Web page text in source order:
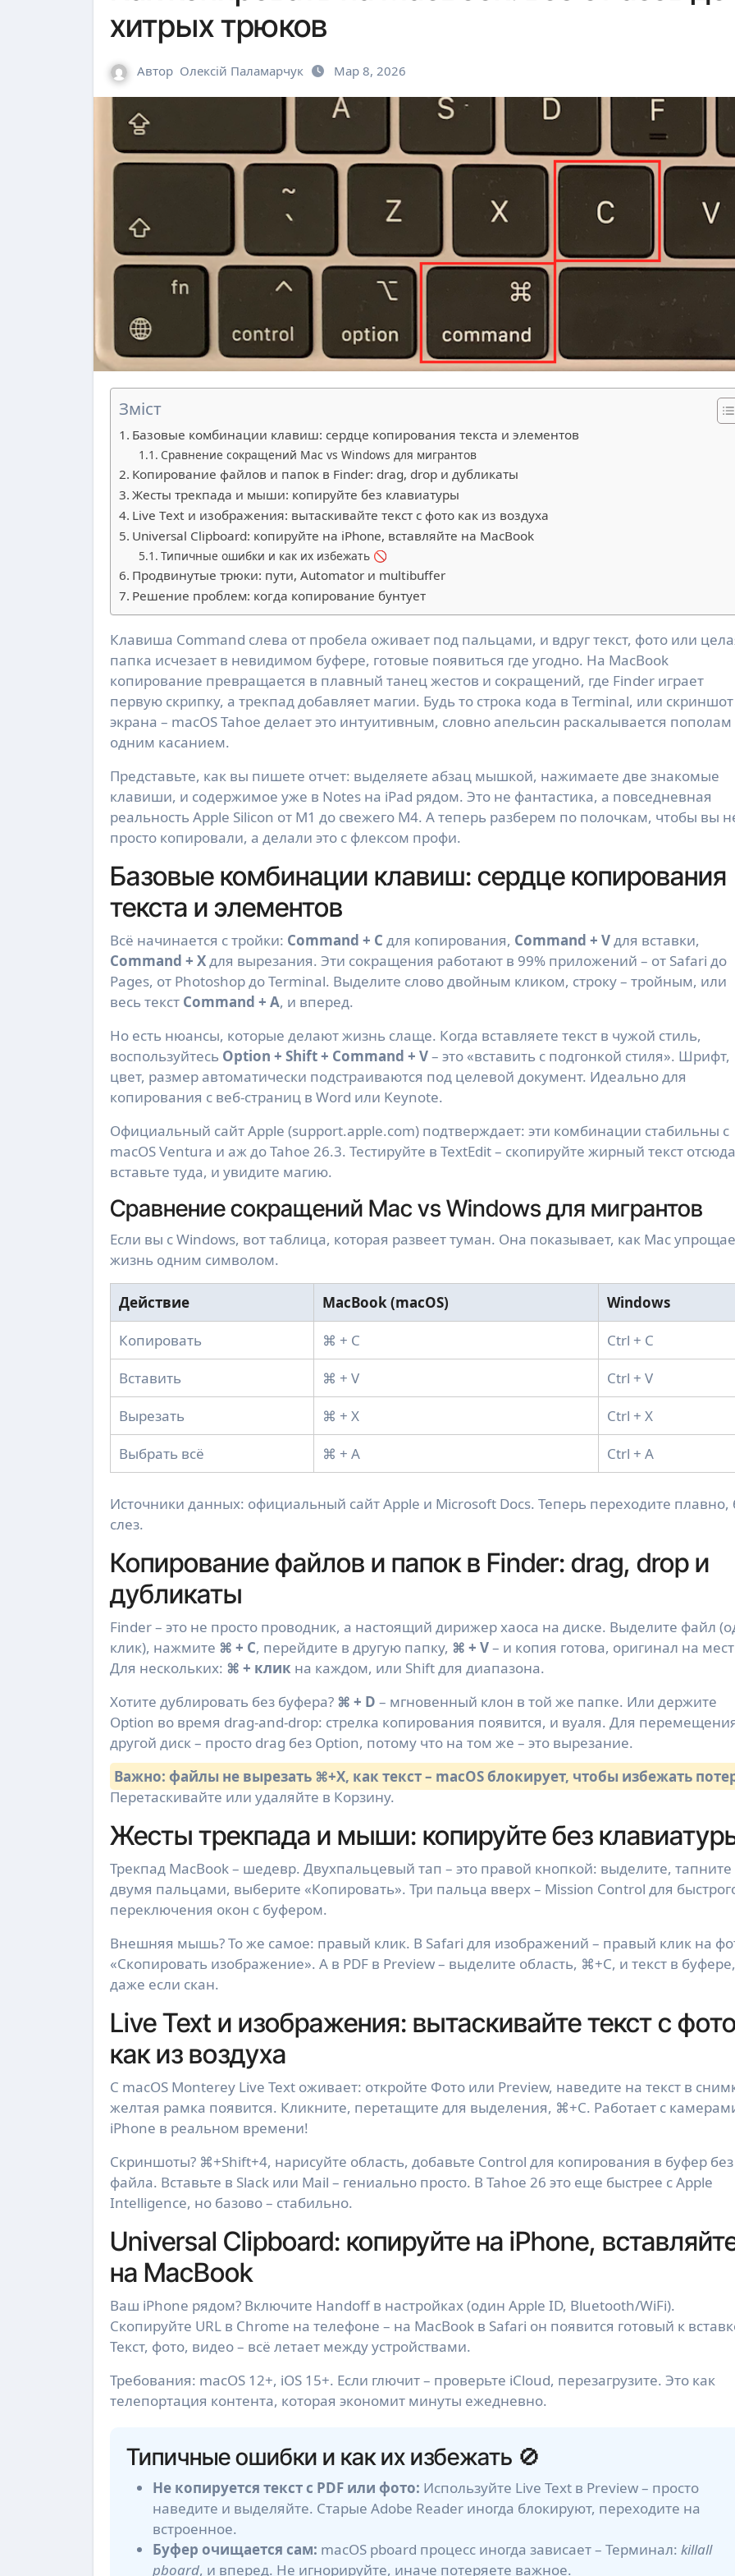
хитрых трюков
Автор Олексій Паламарчук Мар 8, 2026
Зміст
Базовые комбинации клавиш: сердце копирования текста и элементов
Сравнение сокращений Mac vs Windows для мигрантов
Копирование файлов и папок в Finder: drag, drop и дубликаты
Жесты трекпада и мыши: копируйте без клавиатуры
Live Text и изображения: вытаскивайте текст с фото как из воздуха
Universal Clipboard: копируйте на iPhone, вставляйте на MacBook
Типичные ошибки и как их избежать 🚫
Продвинутые трюки: пути, Automator и multibuffer
Решение проблем: когда копирование бунтует
Клавиша Command слева от пробела оживает под пальцами, и вдруг текст, фото или целая
папка исчезает в невидимом буфере, готовые появиться где угодно. На MacBook
копирование превращается в плавный танец жестов и сокращений, где Finder играет
первую скрипку, а трекпад добавляет магии. Будь то строка кода в Terminal, или скриншот
экрана – macOS Tahoe делает это интуитивным, словно апельсин раскалывается пополам
одним касанием.
Представьте, как вы пишете отчет: выделяете абзац мышкой, нажимаете две знакомые
клавиши, и содержимое уже в Notes на iPad рядом. Это не фантастика, а повседневная
реальность Apple Silicon от M1 до свежего M4. А теперь разберем по полочкам, чтобы вы
просто копировали, а делали это с флексом профи.
Базовые комбинации клавиш: сердце копирования
текста и элементов
Всё начинается с тройки: Command + C для копирования, Command + Vдля вставки,
Command + Xдля вырезания. Эти сокращения работают в 99% приложений – от Safari до
Pages, от Photoshop до Terminal. Выделите слово двойным кликом, строку – тройным, или
весь текст Command + A, и вперед.
Но есть нюансы, которые делают жизнь слаще. Когда вставляете текст в чужой стиль,
воспользуйтесь Option + Shift + Command + V– это «вставить с подгонкой стиля». Шрифт,
цвет, размер автоматически подстраиваются под целевой документ. Идеально для
копирования с веб-страниц в Word или Keynote.
Официальный сайт Apple (support.apple.com) подтверждает: эти комбинации стабильны с
macOS Ventura и аж до Tahoe 26.3. Тестируйте в TextEdit – скопируйте жирный текст
вставьте туда, и увидите магию.
Сравнение сокращений Mac vs Windows для мигрантов
Если вы с Windows, вот таблица, которая развеет туман. Она показывает, как Mac
жизнь одним символом.
Действие MacBook (macOS)
Windows
Копировать
⌘ + C
Ctrl + C
Вставить
⌘ + V
Ctrl + V
Вырезать
⌘ + X
Ctrl + X
Выбрать всё
⌘ + A Ctrl + A
Источники данных: официальный сайт Apple и Microsoft Docs. Теперь переходите плавно,
слез.
Копирование файлов и папок в Finder: drag, drop и
дубликаты
Finder – это не просто проводник, а настоящий дирижер хаоса на диске. Выделите файл
клик), нажмите ⌘ + C, перейдите в другую папку, ⌘ + V– и копия готова, оригинал на
Для нескольких: ⌘ + клик на каждом, или Shift для диапазона.
Хотите дублировать без буфера? ⌘ + D – мгновенный клон в той же папке. Или держите
Option во время drag-and-drop: стрелка копирования появится, и вуаля. Для
другой диск – просто drag без Option, потому что на том же – это вырезание.
Важно: файлы не вырезать ⌘+X, как текст – macOS блокирует, чтобы избежать
Перетаскивайте или удаляйте в Корзину.
Жесты трекпада и мыши: копируйте без
Трекпад MacBook – шедевр. Двухпальцевый тап – это правой кнопкой: выделите, тапните
двумя пальцами, выберите «Копировать». Три пальца вверх – Mission Control для
переключения окон с буфером.
Внешняя мышь? То же самое: правый клик. В Safari для изображений – правый клик на
«Скопировать изображение». А в PDF в Preview – выделите область, ⌘+C, и текст в буфере,
даже если скан.
Live Text и изображения: вытаскивайте текст с
как из воздуха
С macOS Monterey Live Text оживает: откройте Фото или Preview, наведите на текст в
желтая рамка появится. Кликните, перетащите для выделения, ⌘+C. Работает с
iPhone в реальном времени!
Скриншоты? ⌘+Shift+4, нарисуйте область, добавьте Control для копирования в буфер без
файла. Вставьте в Slack или Mail – гениально просто. В Tahoe 26 это еще быстрее с Apple
Intelligence, но базово – стабильно.
Universal Clipboard: копируйте на iPhone,
на MacBook
Ваш iPhone рядом? Включите Handoff в настройках (один Apple ID, Bluetooth/WiFi).
Скопируйте URL в Chrome на телефоне – на MacBook в Safari он появится готовый к
Текст, фото, видео – всё летает между устройствами.
Требования: macOS 12+, iOS 15+. Если глючит – проверьте iCloud, перезагрузите. Это как
телепортация контента, которая экономит минуты ежедневно.
Типичные ошибки и как их избежать 🚫
Не копируется текст с PDF или фото: Используйте Live Text в Preview – просто
наведите и выделяйте. Старые Adobe Reader иногда блокируют, переходите на
встроенное.
Буфер очищается сам: macOS pboard процесс иногда зависает – Терминал: killall
pboard, и вперед. Не игнорируйте, иначе потеряете важное.